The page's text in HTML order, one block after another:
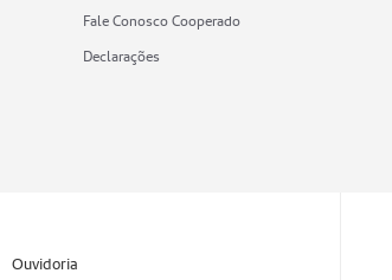
Fale Conosco Cooperado
Declarações
Ouvidoria